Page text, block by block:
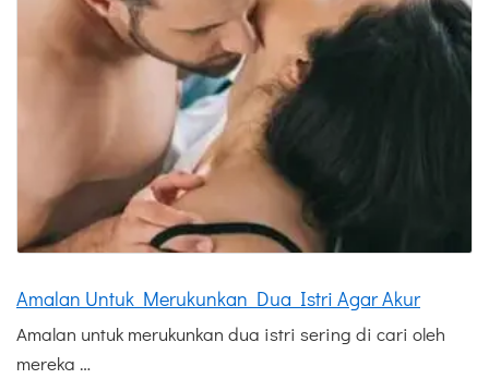
Amalan Untuk Merukunkan Dua Istri Agar Akur
Amalan untuk merukunkan dua istri sering di cari oleh
mereka …